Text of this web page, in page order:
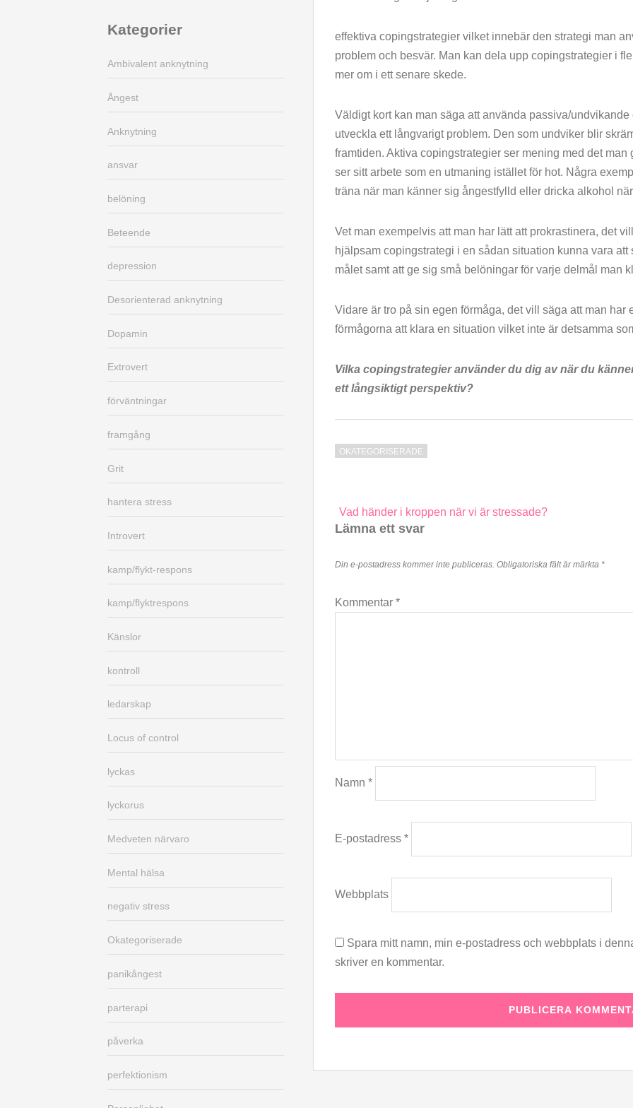
effektiva copingstrategier vilket innebär den strategi man
problem och besvär. Man kan dela upp copingstrategier i
mer om i ett senare skede.
Väldigt kort kan man säga att använda passiva/
utveckla ett långvarigt problem. Den som undviker blir
framtiden. Aktiva copingstrategier ser mening med det
ser sitt arbete som en utmaning istället för hot. Några
träna när man känner sig ångestfylld eller dricka alkohol
Vet man exempelvis att man har lätt att prokrastinera, det
hjälpsam copingstrategi i en sådan situation kunna vara att
målet samt att ge sig små belöningar för varje delmål man
Vidare är tro på sin egen förmåga, det vill säga att man har
förmågorna att klara en situation vilket inte är detsamma
Vilka copingstrategier använder du dig av när du
ett långsiktigt perspektiv?
OKATEGORISERADE
Inläggsnavigering
Vad händer i kroppen när vi är stressade?
Lämna ett svar
Din e-postadress kommer inte publiceras. Obligatoriska fält är märkta *
Kommentar*
Namn*
E-postadress*
Webbplats
Spara mitt namn, min e-postadress och webbplats i
skriver en kommentar.
Kategorier
Ambivalent anknytning
Ångest
Anknytning
ansvar
belöning
Beteende
depression
Desorienterad anknytning
Dopamin
Extrovert
förväntningar
framgång
Grit
hantera stress
Introvert
kamp/flykt-respons
kamp/flyktrespons
Känslor
kontroll
ledarskap
Locus of control
lyckas
lyckorus
Medveten närvaro
Mental hälsa
negativ stress
Okategoriserade
panikångest
parterapi
påverka
perfektionism